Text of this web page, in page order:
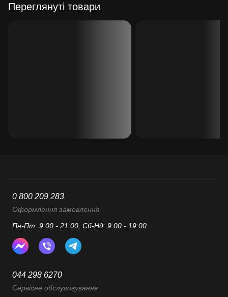
Переглянуті товари
0 800 209 283
Оформлення замовлення
Пн-Пт: 9:00 - 21:00, Сб-Нд: 9:00 - 19:00
044 298 6270
Сервісне обслуговування